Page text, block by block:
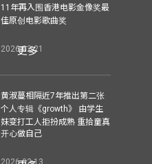
11年再入围香港电影金像奖最
佳原创电影歌曲奖
2026-02-21
更多
黄淑蔓相隔近7年推出第二张
个人专辑《growth》 由学生
妹变打工人拒扮成熟 重拾童真
开心做自己
2026-02-13